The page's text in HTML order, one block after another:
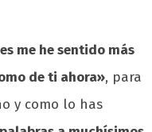
me he sentido más
de ti ahora», para
y como lo has